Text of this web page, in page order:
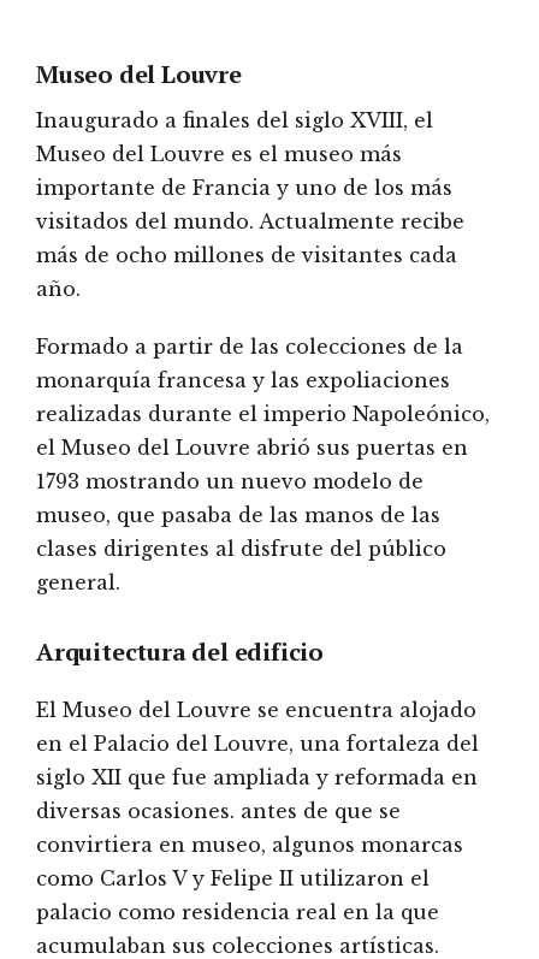
Museo del Louvre
Inaugurado a finales del siglo XVIII, el
Museo del Louvre es el museo más
importante de Francia y uno de los más
visitados del mundo. Actualmente recibe
más de ocho millones de visitantes cada
año.
Formado a partir de las colecciones de la
monarquía francesa y las expoliaciones
realizadas durante el imperio Napoleónico,
el Museo del Louvre abrió sus puertas en
1793 mostrando un nuevo modelo de
museo, que pasaba de las manos de las
clases dirigentes al disfrute del público
general.
Arquitectura del edificio
El Museo del Louvre se encuentra alojado
en el Palacio del Louvre, una fortaleza del
siglo XII que fue ampliada y reformada en
diversas ocasiones. antes de que se
convirtiera en museo, algunos monarcas
como Carlos V y Felipe II utilizaron el
palacio como residencia real en la que
acumulaban sus colecciones artísticas.